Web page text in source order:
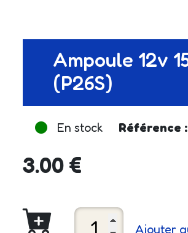
Ampoule 12v
(P26S)
En stock Référence :
3.00 €
Ajouter